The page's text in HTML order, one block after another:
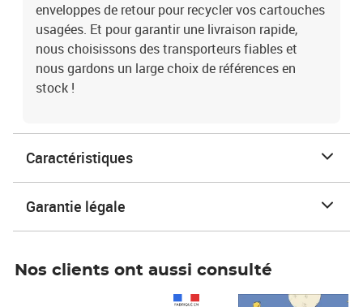
enveloppes de retour pour recycler vos cartouches
usagées. Et pour garantir une livraison rapide,
nous choisissons des transporteurs fiables et
nous gardons un large choix de références en
stock !
Caractéristiques
Garantie légale
Nos clients ont aussi consulté
Prix 7,50€